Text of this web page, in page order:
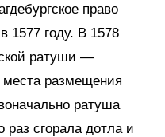
право
1577 году. В 1578
ратуши —
размещения
ратуша
раз сгорала дотла и